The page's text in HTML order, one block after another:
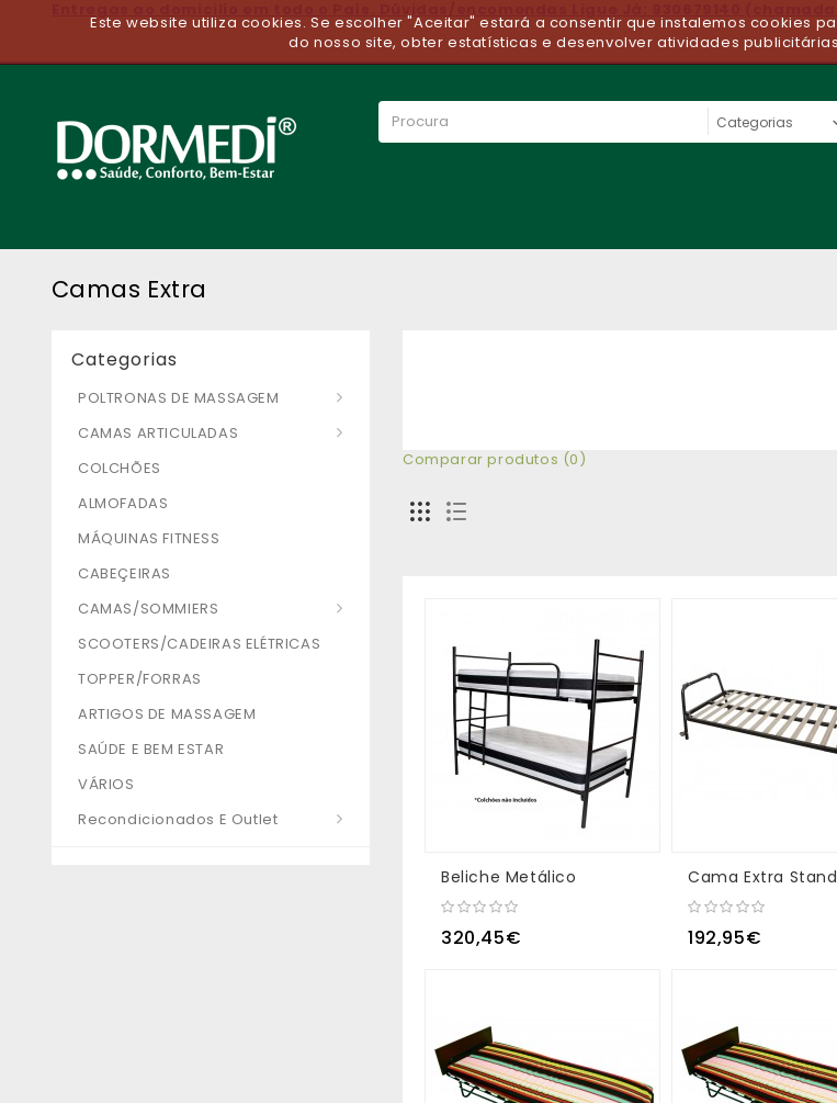
Camas Extra
Categorias
POLTRONAS DE MASSAGEM
CAMAS ARTICULADAS
COLCHÕES
ALMOFADAS
MÁQUINAS FITNESS
CABEÇEIRAS
CAMAS/SOMMIERS
SCOOTERS/CADEIRAS ELÉTRICAS
TOPPER/FORRAS
ARTIGOS DE MASSAGEM
SAÚDE E BEM ESTAR
VÁRIOS
Recondicionados E Outlet
Comparar produtos (0)
Beliche Metálico
320,45€
Cama Extra
192,95€
Este website utiliza cookies. Se escolher "Aceitar" estará a consentir que instalemos cookies
do nosso site, obter estatísticas e desenvolver atividades